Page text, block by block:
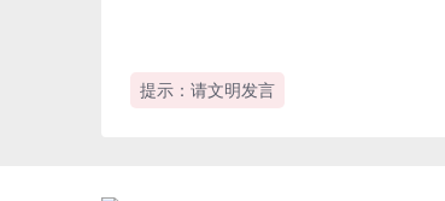
提示：请文明发言